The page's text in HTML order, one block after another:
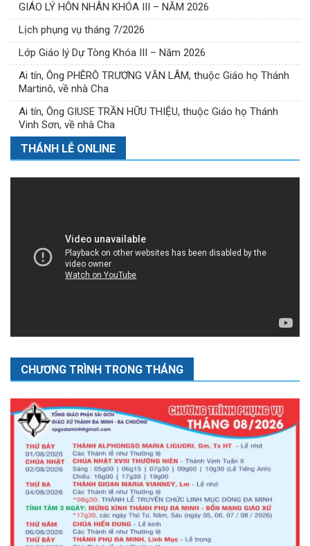
GIÁO LÝ HÔN NHÂN KHÓA III – NĂM 2026
Lịch phụng vụ tháng 7/2026
Lớp Giáo lý Dự Tòng Khóa III – Năm 2026
Ai tín, Ông PHÊRÔ TRƯƠNG VĂN LÂM, thuộc Giáo họ Thánh
Martinô, về nhà Cha
Ai tín, Ông GIUSE TRẦN HỮU THIỆU, thuộc Giáo họ Thánh
Vinh Sơn, về nhà Cha
THÁNH LỄ ONLINE
CHƯƠNG TRÌNH TRONG THÁNG